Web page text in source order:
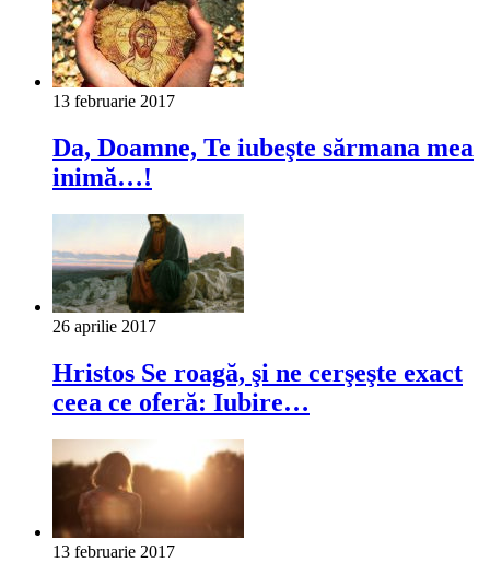
13 februarie 2017
Da, Doamne, Te iubeşte sărmana mea
inimă…!
26 aprilie 2017
Hristos Se roagă, şi ne cerşeşte exact
ceea ce oferă: Iubire…
13 februarie 2017